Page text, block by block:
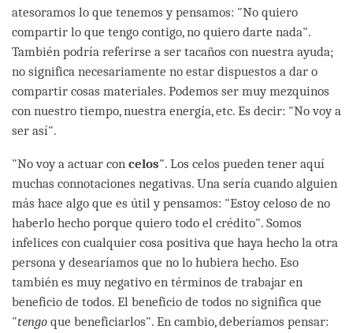
atesoramos lo que tenemos y pensamos: "No quiero
compartir lo que tengo contigo, no quiero darte nada".
También podría referirse a ser tacaños con nuestra ayuda;
no significa necesariamente no estar dispuestos a dar o
compartir cosas materiales. Podemos ser muy mezquinos
con nuestro tiempo, nuestra energía, etc. Es decir: "No voy a
ser así".
"No voy a actuar con celos". Los celos pueden tener aquí
muchas connotaciones negativas. Una sería cuando alguien
más hace algo que es útil y pensamos: "Estoy celoso de no
haberlo hecho porque quiero todo el crédito". Somos
infelices con cualquier cosa positiva que haya hecho la otra
persona y desearíamos que no lo hubiera hecho. Eso
también es muy negativo en términos de trabajar en
beneficio de todos. El beneficio de todos no significa que
"tengo que beneficiarlos". En cambio, deberíamos pensar: